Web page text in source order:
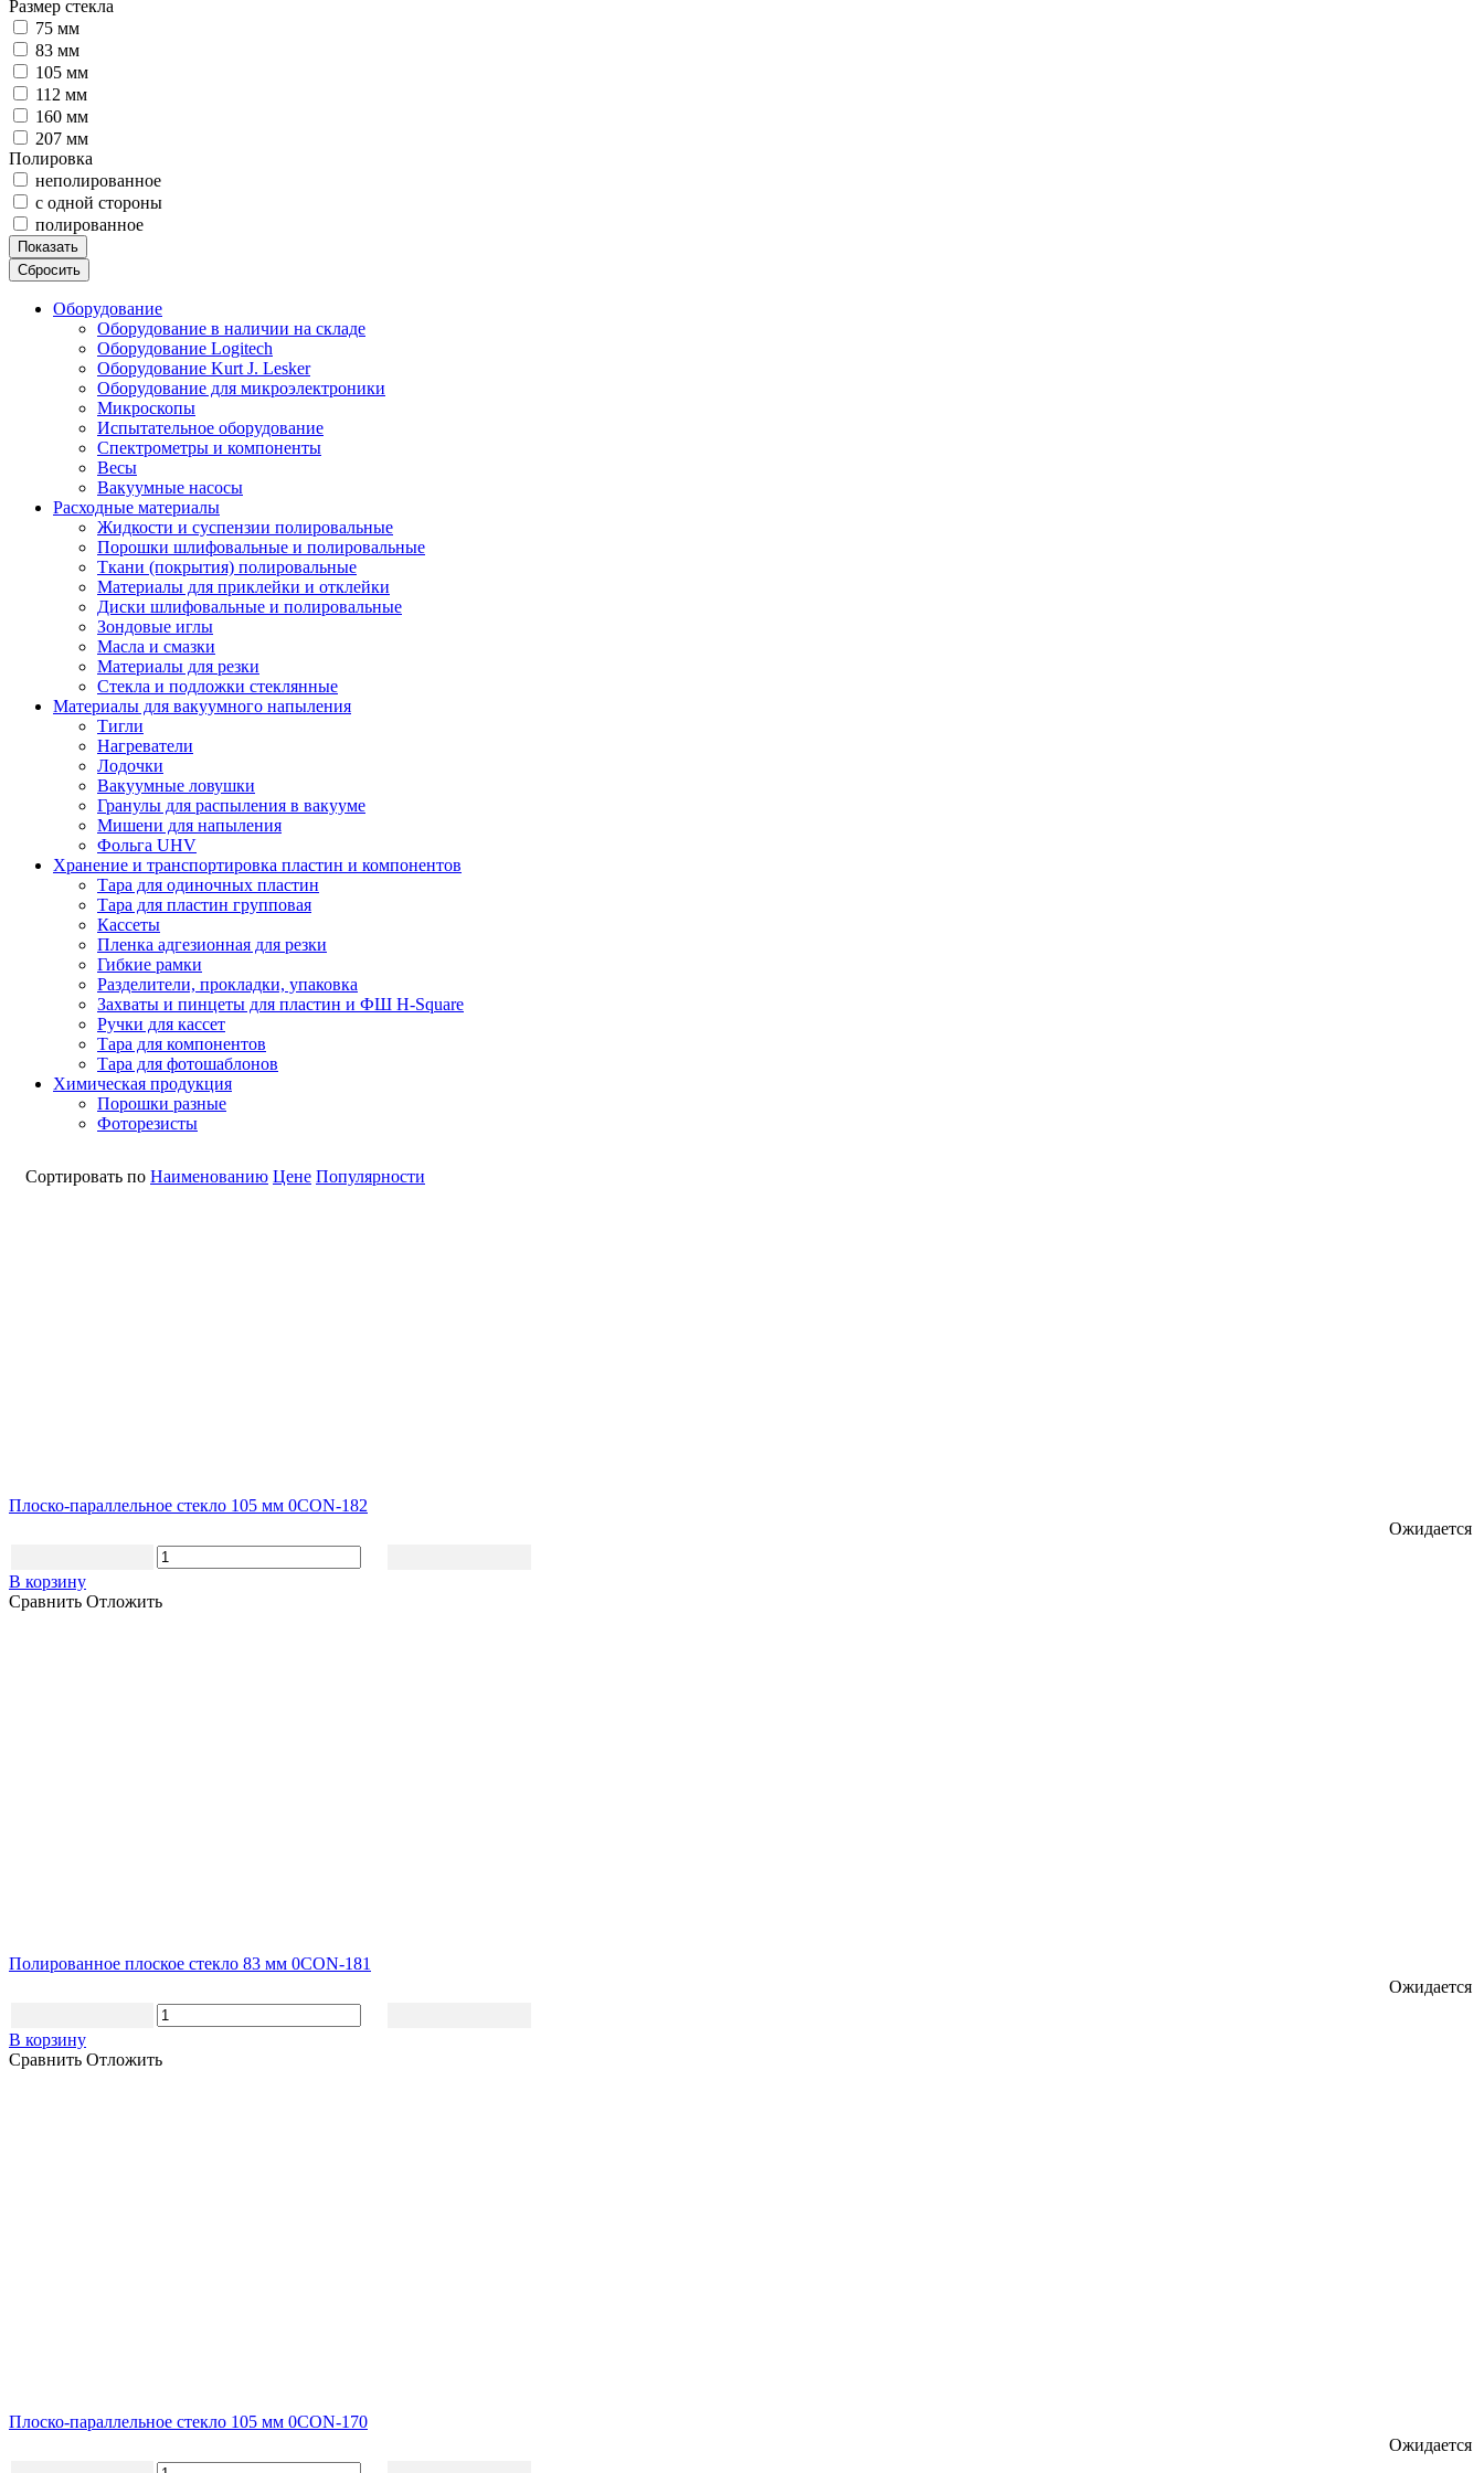
Размер стекла
75 мм
83 мм
105 мм
112 мм
160 мм
207 мм
Полировка
неполированное
с одной стороны
полированное
Показать
Сбросить
Оборудование
Оборудование в наличии на складе
Оборудование Logitech
Оборудование Kurt J. Lesker
Оборудование для микроэлектроники
Микроскопы
Испытательное оборудование
Спектрометры и компоненты
Весы
Вакуумные насосы
Расходные материалы
Жидкости и суспензии полировальные
Порошки шлифовальные и полировальные
Ткани (покрытия) полировальные
Материалы для приклейки и отклейки
Диски шлифовальные и полировальные
Зондовые иглы
Масла и смазки
Материалы для резки
Стекла и подложки стеклянные
Материалы для вакуумного напыления
Тигли
Нагреватели
Лодочки
Вакуумные ловушки
Гранулы для распыления в вакууме
Мишени для напыления
Фольга UHV
Хранение и транспортировка пластин и компонентов
Тара для одиночных пластин
Тара для пластин групповая
Кассеты
Пленка адгезионная для резки
Гибкие рамки
Разделители, прокладки, упаковка
Захваты и пинцеты для пластин и ФШ H-Square
Ручки для кассет
Тара для компонентов
Тара для фотошаблонов
Химическая продукция
Порошки разные
Фоторезисты
Сортировать по Наименованию Цене Популярности
Плоско-параллельное стекло 105 мм 0CON-182
Ожидается
В корзину
Сравнить Отложить
Полированное плоское стекло 83 мм 0CON-181
Ожидается
В корзину
Сравнить Отложить
Плоско-параллельное стекло 105 мм 0CON-170
Ожидается